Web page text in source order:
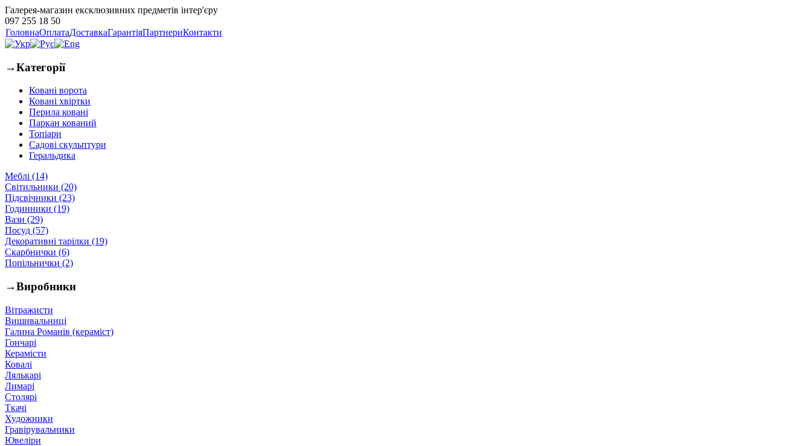
Галерея-магазин ексклюзивних предметів інтер'єру
097 255 18 50
ГоловнаОплатаДоставкаГарантіяПартнериКонтакти
→Категорії
Ковані ворота
Ковані хвіртки
Перила ковані
Паркан кований
Топіари
Садові скульптури
Геральдика
Меблі (14)
Світильники (20)
Підсвічники (23)
Годинники (19)
Вази (29)
Посуд (57)
Декоративні тарілки (19)
Скарбнички (6)
Попільнички (2)
→Виробники
Вітражисти
Вишивальниці
Галина Романів (кераміст)
Гончарі
Керамісти
Ковалі
Лялькарі
Лимарі
Столярі
Ткачі
Художники
Гравірувальники
Ювеліри